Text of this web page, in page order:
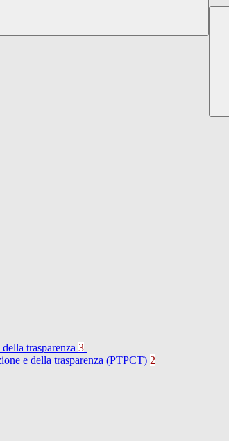
trasparenza 3
e della trasparenza (PTPCT) 2